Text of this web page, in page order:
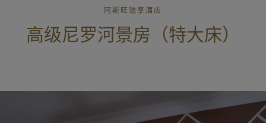
阿斯旺瑞享酒店
高级尼罗河景房（特大床）